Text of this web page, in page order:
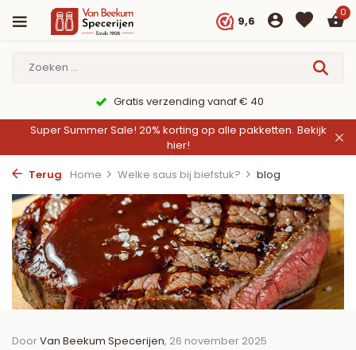
9,6
0
9,6/10 Webwinkelkeur ✔
Super Summer Sale! 20% korting op alle pakketten. Bekijk
hier!
Terug
Home Welke saus bij biefstuk? blog
DoorVan Beekum Specerijen, 26 november 2025